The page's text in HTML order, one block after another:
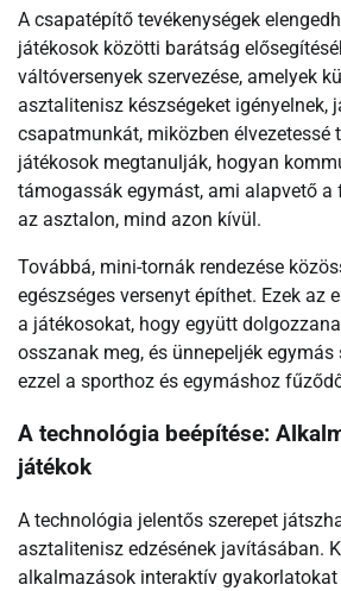
A csapatépítő tevékenységek
játékosok közötti barátság
váltóversenyek szervezése, amelyek
asztalitenisz készségeket igényelnek,
csapatmunkát, miközben élvezetessé
játékosok megtanulják, hogyan
támogassák egymást, ami alapvető a
az asztalon, mind azon kívül.
Továbbá, mini-tornák rendezése
egészséges versenyt építhet. Ezek az
a játékosokat, hogy együtt
osszanak meg, és ünnepeljék egymás
ezzel a sporthoz és egymáshoz
A technológia beépítése:
játékok
A technológia jelentős szerepet
asztalitenisz edzésének javításában.
alkalmazások interaktív